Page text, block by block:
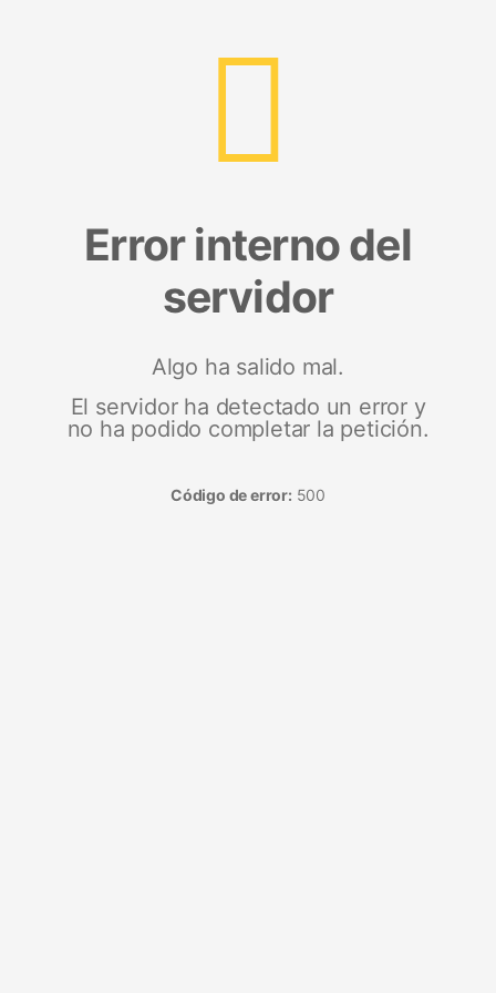
Error interno del
servidor
Algo ha salido mal.
El servidor ha detectado un error y
no ha podido completar la petición.
Código de error: 500